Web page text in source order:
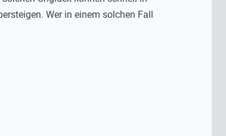
Wer in einem solchen Fall